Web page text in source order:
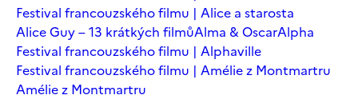
Festival francouzského filmu | Alice a starosta
Alice Guy – 13 krátkých filmůAlma & OscarAlpha
Festival francouzského filmu | Alphaville
Festival francouzského filmu | Amélie z Montmartru
Amélie z Montmartru